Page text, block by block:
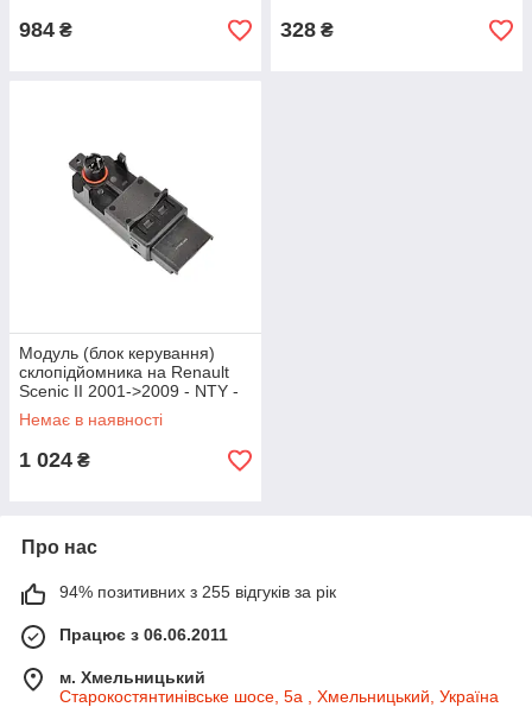
984 ₴ 328 ₴
Модуль (блок керування)
склопідйомника на Renault
Scenic II 2001->2009 - NTY -
EWS-RE-005
Немає в наявності
1 024 ₴
Про нас
94% позитивних з 255 відгуків за рік
Працює з 06.06.2011
м. Хмельницький
Старокостянтинівське шосе, 5а , Хмельницький, Україна